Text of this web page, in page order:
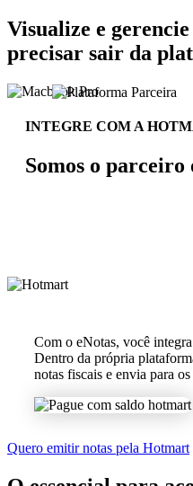
Visualize e gerencie
precisar sair da
INTEGRE COM A
Somos o
Com o eNotas, você
Dentro da própria
notas fiscais e envia para
Quero emitir notas pela Hotmart